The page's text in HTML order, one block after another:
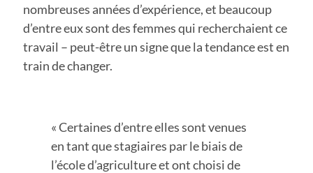
nombreuses années d’expérience, et beaucoup
d’entre eux sont des femmes qui recherchaient ce
travail – peut-être un signe que la tendance est en
train de changer.
« Certaines d’entre elles sont venues
en tant que stagiaires par le biais de
l’école d’agriculture et ont choisi de